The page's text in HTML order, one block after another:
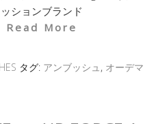
ションブランド
Read More
タグ: アンブッシュ, オーデマ